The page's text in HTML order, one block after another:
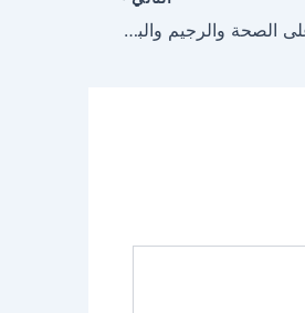
أضرار الملح على الصحة والرجيم والبشره